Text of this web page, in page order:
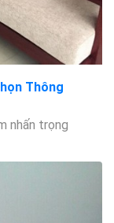
Thông
nhấn trọng